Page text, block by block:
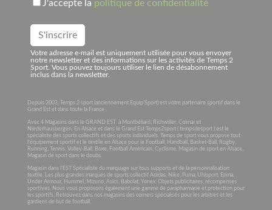
J'accepte la politique de confidentialité
Votre adresse e-mail est uniquement utilisée pour vous envoyer
notre newsletter et des informations sur les activités de Temps 2
Sport. Vous pouvez toujours utiliser le lien de désabonnement
inclus dans la newsletter.
Depuis 2003, Temps 2 sport (anciennement Equip’Sport) est votre partenaire sportif dans le
Grand Est et dans toute la France .
Avec 4 Magasins dans le GRAND EST à Montbéliard, Richwiller, Colmar et
Niederhausbergen. En Alsace et dans le Grand Est Temps2sport ( tempsdesport ) est le
spécialiste des sports collectifs et des sports individuels. Temps de sport vous propose tout
l’équipement sportif et le textile en Alsace pour le Football, Handball, Basket-Ball, Rugby,
Running, Tennis, Volley-Ball, Boxe, Football Américain, Cyclisme. Magasin de sport en Alsace,
Magasin de sport dans le doubs.
Magasin dans l’EST Spécialiste du marquage sur tous supports et de la personnalisation
textile. Les plus grandes marques de sports collectif Adidas, Nike, Puma, Uhlsport, Erima,
Under Armour, Hummel, Mizuno, Asics, Babolat, Yonex. Objets publicitaires, récompenses
sportives. Nous vous proposons également une gamme de parapharmacie et protection pour
les sportifs. Retrouvez dans nos magasins des corners spécialisés pour les arbitres et les
gardiens de but de football.